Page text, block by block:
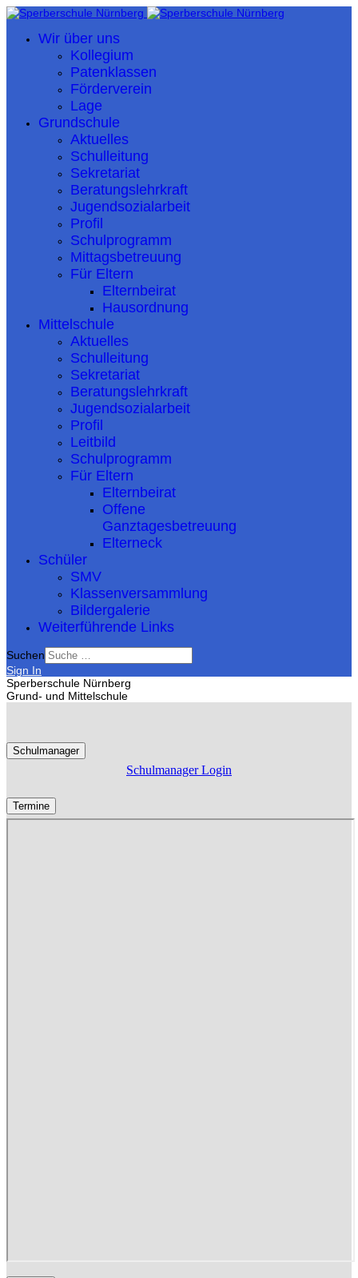
Wir über uns
Kollegium
Patenklassen
Förderverein
Lage
Grundschule
Aktuelles
Schulleitung
Sekretariat
Beratungslehrkraft
Jugendsozialarbeit
Profil
Schulprogramm
Mittagsbetreuung
Für Eltern
Elternbeirat
Hausordnung
Mittelschule
Aktuelles
Schulleitung
Sekretariat
Beratungslehrkraft
Jugendsozialarbeit
Profil
Leitbild
Schulprogramm
Für Eltern
Elternbeirat
Offene
Ganztagesbetreuung
Elterneck
Schüler
SMV
Klassenversammlung
Bildergalerie
Weiterführende Links
Suchen
Sign In
Sperberschule Nürnberg
Grund- und Mittelschule
Schulmanager
Schulmanager Login
Termine